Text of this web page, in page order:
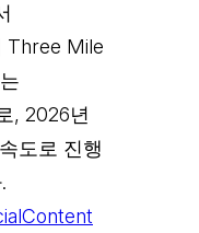
Three Mile
, 2026년
도로 진행